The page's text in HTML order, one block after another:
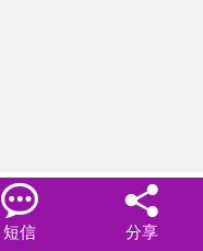

短信

分享